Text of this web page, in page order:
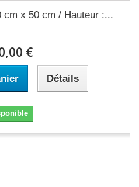
cm x 50 cm / Hauteur :...
€
Détails